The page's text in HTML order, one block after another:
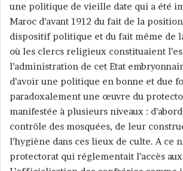
une politique de vieille date qui a été
Maroc d’avant 1912 du fait de la
dispositif politique et du fait même de
où les clercs religieux constituaient
l’administration de cet Etat
d’avoir une politique en bonne et due
paradoxalement une œuvre du
manifestée à plusieurs niveaux :
contrôle des mosquées, de leur
l’hygiène dans ces lieux de culte. A ce
protectorat qui réglementait l’accès